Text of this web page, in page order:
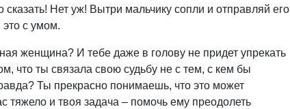
сказать! Нет уж! Вытри мальчику сопли и отправляй его
с умом.
женщина? И тебе даже в голову не придет упрекать
что ты связала свою судьбу не с тем, с кем бы
Ты прекрасно понимаешь, что это может
тяжело и твоя задача – помочь ему преодолеть